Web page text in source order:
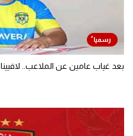
بعد غياب عامين عن الملاعب..